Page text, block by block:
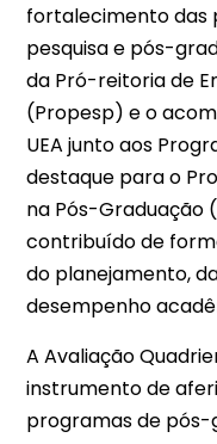
fortalecimento das
pesquisa e pós-
da Pró-reitoria de
(Propesp) e o
UEA junto aos
destaque para o
na Pós-Graduação
contribuído de
do planejamento,
desempenho
A Avaliação
instrumento de
programas de pós-